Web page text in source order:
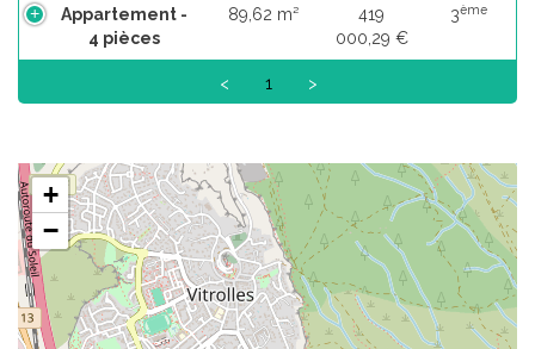
Appartement -
4 pièces
89,62 m²
419
000,29 €
3ème
< 1 >
+
−